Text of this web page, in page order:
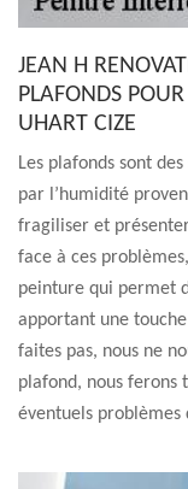
JEAN H
PLAFONDS
UHART CIZE
Les plafonds sont
par l’humidité
fragiliser et
face à ces
peinture qui permet
apportant une
faites pas, nous ne
plafond, nous ferons
éventuels problèmes